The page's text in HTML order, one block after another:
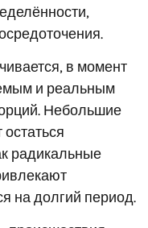
в момент
и реальным
Небольшие
радикальные
на долгий период.